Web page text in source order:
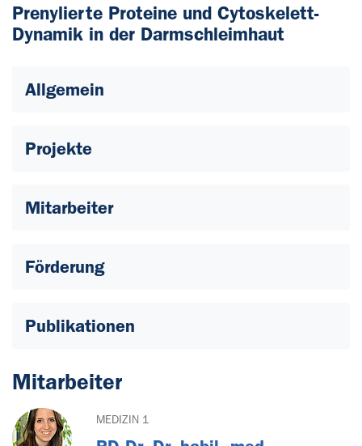
Prenylierte Proteine und Cytoskelett-
Dynamik in der Darmschleimhaut
Allgemein
Projekte
Mitarbeiter
Förderung
Publikationen
Mitarbeiter
MEDIZIN 1